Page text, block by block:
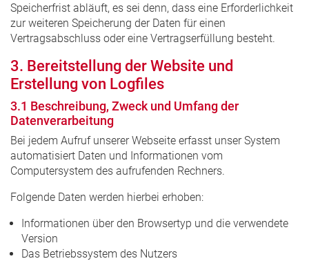
Speicherfrist abläuft, es sei denn, dass eine Erforderlichkeit
zur weiteren Speicherung der Daten für einen
Vertragsabschluss oder eine Vertragserfüllung besteht.
3. Bereitstellung der Website und
Erstellung von Logfiles
3.1 Beschreibung, Zweck und Umfang der
Datenverarbeitung
Bei jedem Aufruf unserer Webseite erfasst unser System
automatisiert Daten und Informationen vom
Computersystem des aufrufenden Rechners.
Folgende Daten werden hierbei erhoben:
Informationen über den Browsertyp und die verwendete
Version
Das Betriebssystem des Nutzers